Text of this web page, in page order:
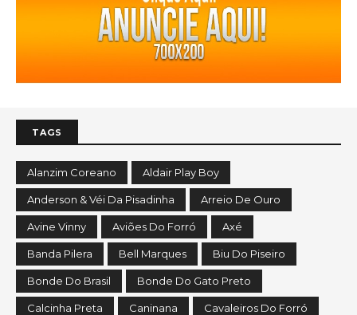
TAGS
Alanzim Coreano Aldair Play Boy
Anderson & Véi Da Pisadinha Arreio De Ouro
Avine Vinny Aviões Do Forró Axé
Banda Pilera Bell Marques Biu Do Piseiro
Bonde Do Brasil Bonde Do Gato Preto
Calcinha Preta Caninana Cavaleiros Do Forró